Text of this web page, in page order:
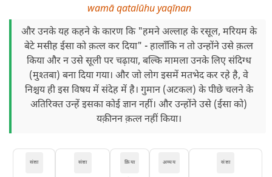
wamā qatalūhu yaqīnan
और उनके यह कहने के कारण कि "हमने अल्लाह के रसूल, मरियम के
बेटे मसीह ईसा को क़त्ल कर दिया" - हालाँकि न तो उन्होंने उसे क़त्ल
किया और न उसे सूली पर चढ़ाया, बल्कि मामला उनके लिए संदिग्ध
(मुश्तबा) बना दिया गया। और जो लोग इसमें मतभेद कर रहे है, वे
निश्चय ही इस विषय में संदेह में है। गुमान (अटकल) के पीछे चलने के
अतिरिक्त उन्हें इसका कोई ज्ञान नहीं। और उन्होंने उसे (ईसा को)
यक़ीनन क़त्ल नहीं किया।
संज्ञा
अव्यय
क्रिया
संज्ञा
संज्ञा